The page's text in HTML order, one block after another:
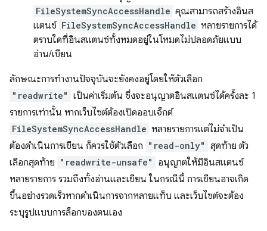
FileSystemSyncAccessHandle คุณสามารถสร้างอินส
แตนซ์ FileSystemSyncAccessHandle หลายรายการได้
ตราบใดที่อินสแตนซ์ทั้งหมดอยู่ในโหมดไม่ปลอดภัยแบบ
อ่าน/เขียน
ลักษณะการทำงานปัจจุบันจะยังคงอยู่โดยให้ตัวเลือก
"readwrite" เป็นค่าเริ่มต้น ซึ่งจะอนุญาตอินสแตนซ์ได้ครั้งละ 1
รายการเท่านั้น หากเว็บไซต์ต้องเปิดออบเจ็กต์
FileSystemSyncAccessHandle หลายรายการแต่ไม่จำเป็น
ต้องดำเนินการเขียน ก็ควรใช้ตัวเลือก "read-only" สุดท้าย ตัว
เลือกสุดท้าย "readwrite-unsafe"
อนุญาตให้มีอินสแตนซ์
หลายรายการ รวมถึงทั้งอ่านและเขียน ในกรณีนี้ การเขียนอาจเกิด
ขึ้นอย่างรวดเร็วหากดำเนินการจากหลายแท็บ และเว็บไซต์จะต้อง
ระบุรูปแบบการล็อกของตนเอง